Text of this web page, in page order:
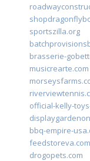
sportszilla.org
brasserie-
musicrearte.com
official-kelly-
bbq-empire-
feedstoreva.com
drogopets.com